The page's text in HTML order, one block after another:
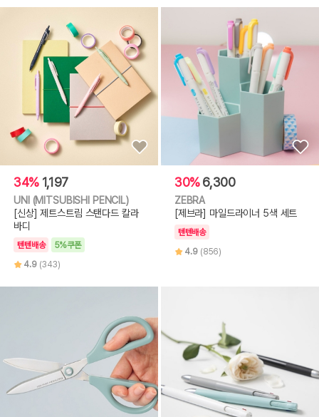
34% 1,197
UNI (MITSUBISHI PENCIL)
[신상] 제트스트림 스탠다드 칼라
바디
텐텐배송
5%쿠폰
4.9 (343)
30%6,300
ZEBRA
[제브라] 마일드라이너 5색 세트
텐텐배송
4.9 (856)